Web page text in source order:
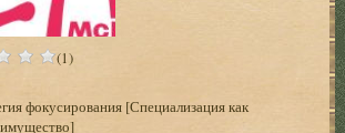
(1)
фокусирования [Специализация как